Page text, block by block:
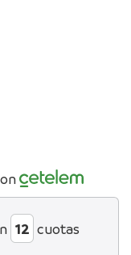
cuotas